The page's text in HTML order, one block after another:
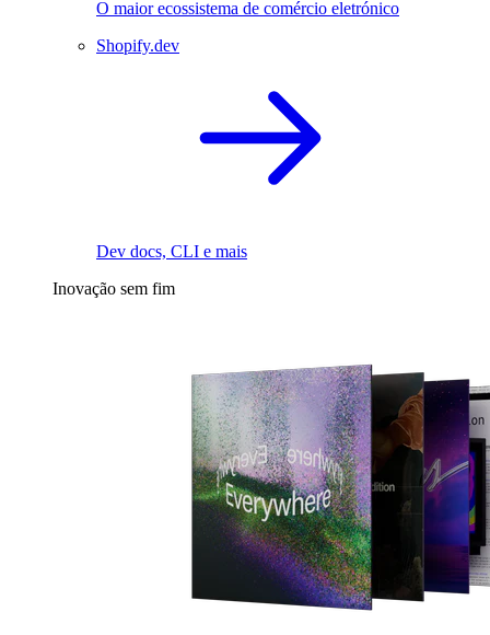
O maior ecossistema de comércio eletrónico
Shopify.dev
Dev docs, CLI e mais
Inovação sem fim